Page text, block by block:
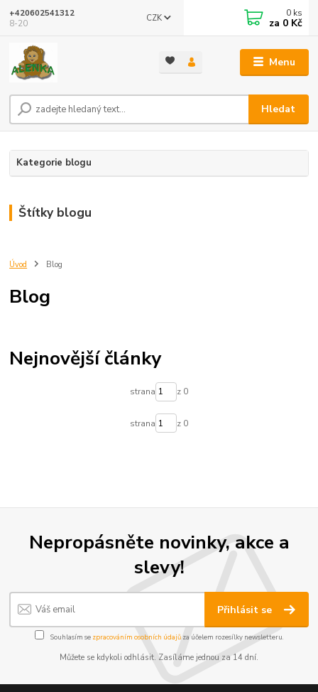
Menu
CZK
Hledat
+420602541312
8-20
0 ks
za 0 Kč
Kategorie blogu
Štítky blogu
Úvod Blog
Blog
Nejnovější články
strana z 0
strana z 0
Nepropásněte novinky, akce a
slevy!
Přihlásit se
Souhlasím se zpracováním osobních údajůza účelem rozesílky newsletteru.
Můžete se kdykoli odhlásit. Zasíláme jednou za 14 dní.